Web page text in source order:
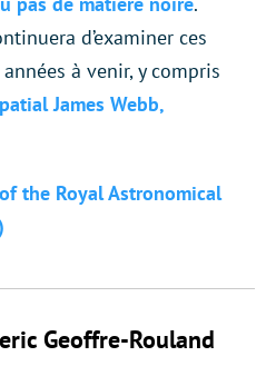
d’examiner ces
à venir, y compris
James Webb,
the Royal Astronomical
Geoffre-Rouland